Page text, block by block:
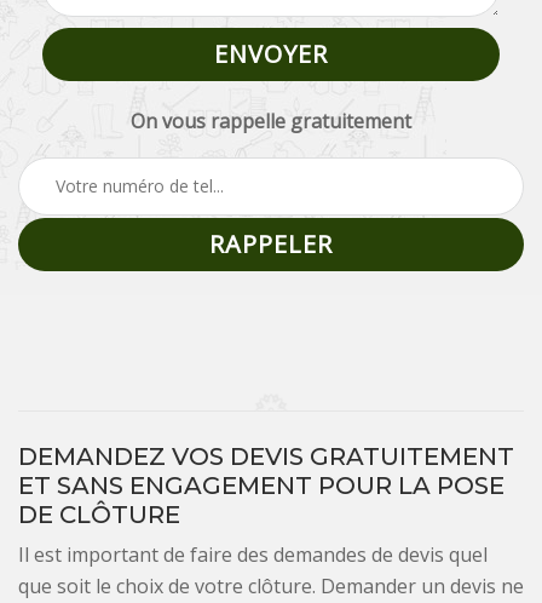
On vous rappelle gratuitement
DEMANDEZ VOS DEVIS GRATUITEMENT
ET SANS ENGAGEMENT POUR LA POSE
DE CLÔTURE
Il est important de faire des demandes de devis quel
que soit le choix de votre clôture. Demander un devis ne